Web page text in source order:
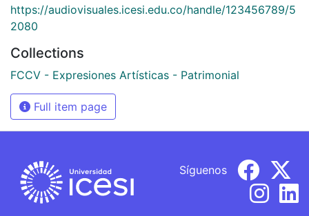
https://audiovisuales.icesi.edu.co/handle/123456789/5
2080
Collections
FCCV - Expresiones Artísticas - Patrimonial
Full item page
Síguenos